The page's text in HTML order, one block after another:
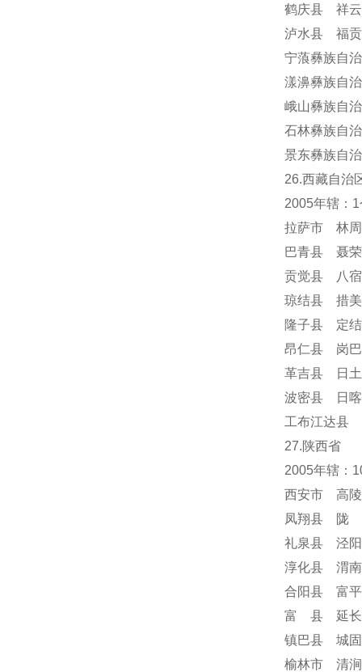
鹤庆县 祥
泸水县 福
宁蒗彝族自
漾濞彝族自
峨山彝族自
石林彝族自
景东彝族自
26.西藏自治
2005年辖：
拉萨市 林
巴青县 聂
贡觉县 八
琼结县 措
隆子县 定
昂仁县 岗
革吉县 日
波密县 日
工布江达县
27.陕西省
2005年辖：
西安市 高
凤翔县 陇
礼泉县 泾
淳化县 渭
合阳县 富
富 县 延长
镇巴县 城
榆林市 清